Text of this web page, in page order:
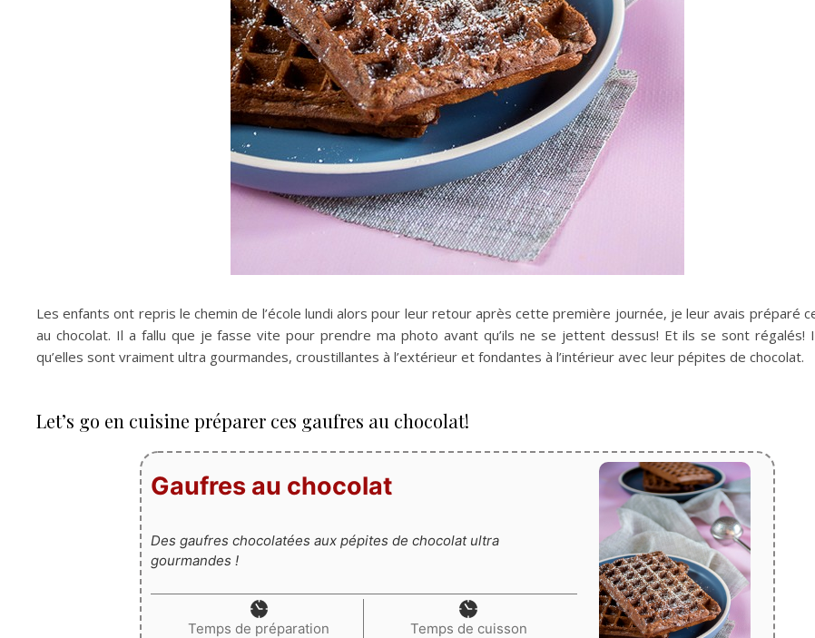
Les enfants ont repris le chemin de l’école lundi alors pour leur retour après cette première journée, je leur avais préparé
au chocolat. Il a fallu que je fasse vite pour prendre ma photo avant qu’ils ne se jettent dessus! Et ils se sont régalés!
qu’elles sont vraiment ultra gourmandes, croustillantes à l’extérieur et fondantes à l’intérieur avec leur pépites de chocolat.
Let’s go en cuisine préparer ces gaufres au chocolat!
Gaufres au chocolat
Des gaufres chocolatées aux pépites de chocolat ultra
gourmandes !
Temps de préparation
Temps de cuisson